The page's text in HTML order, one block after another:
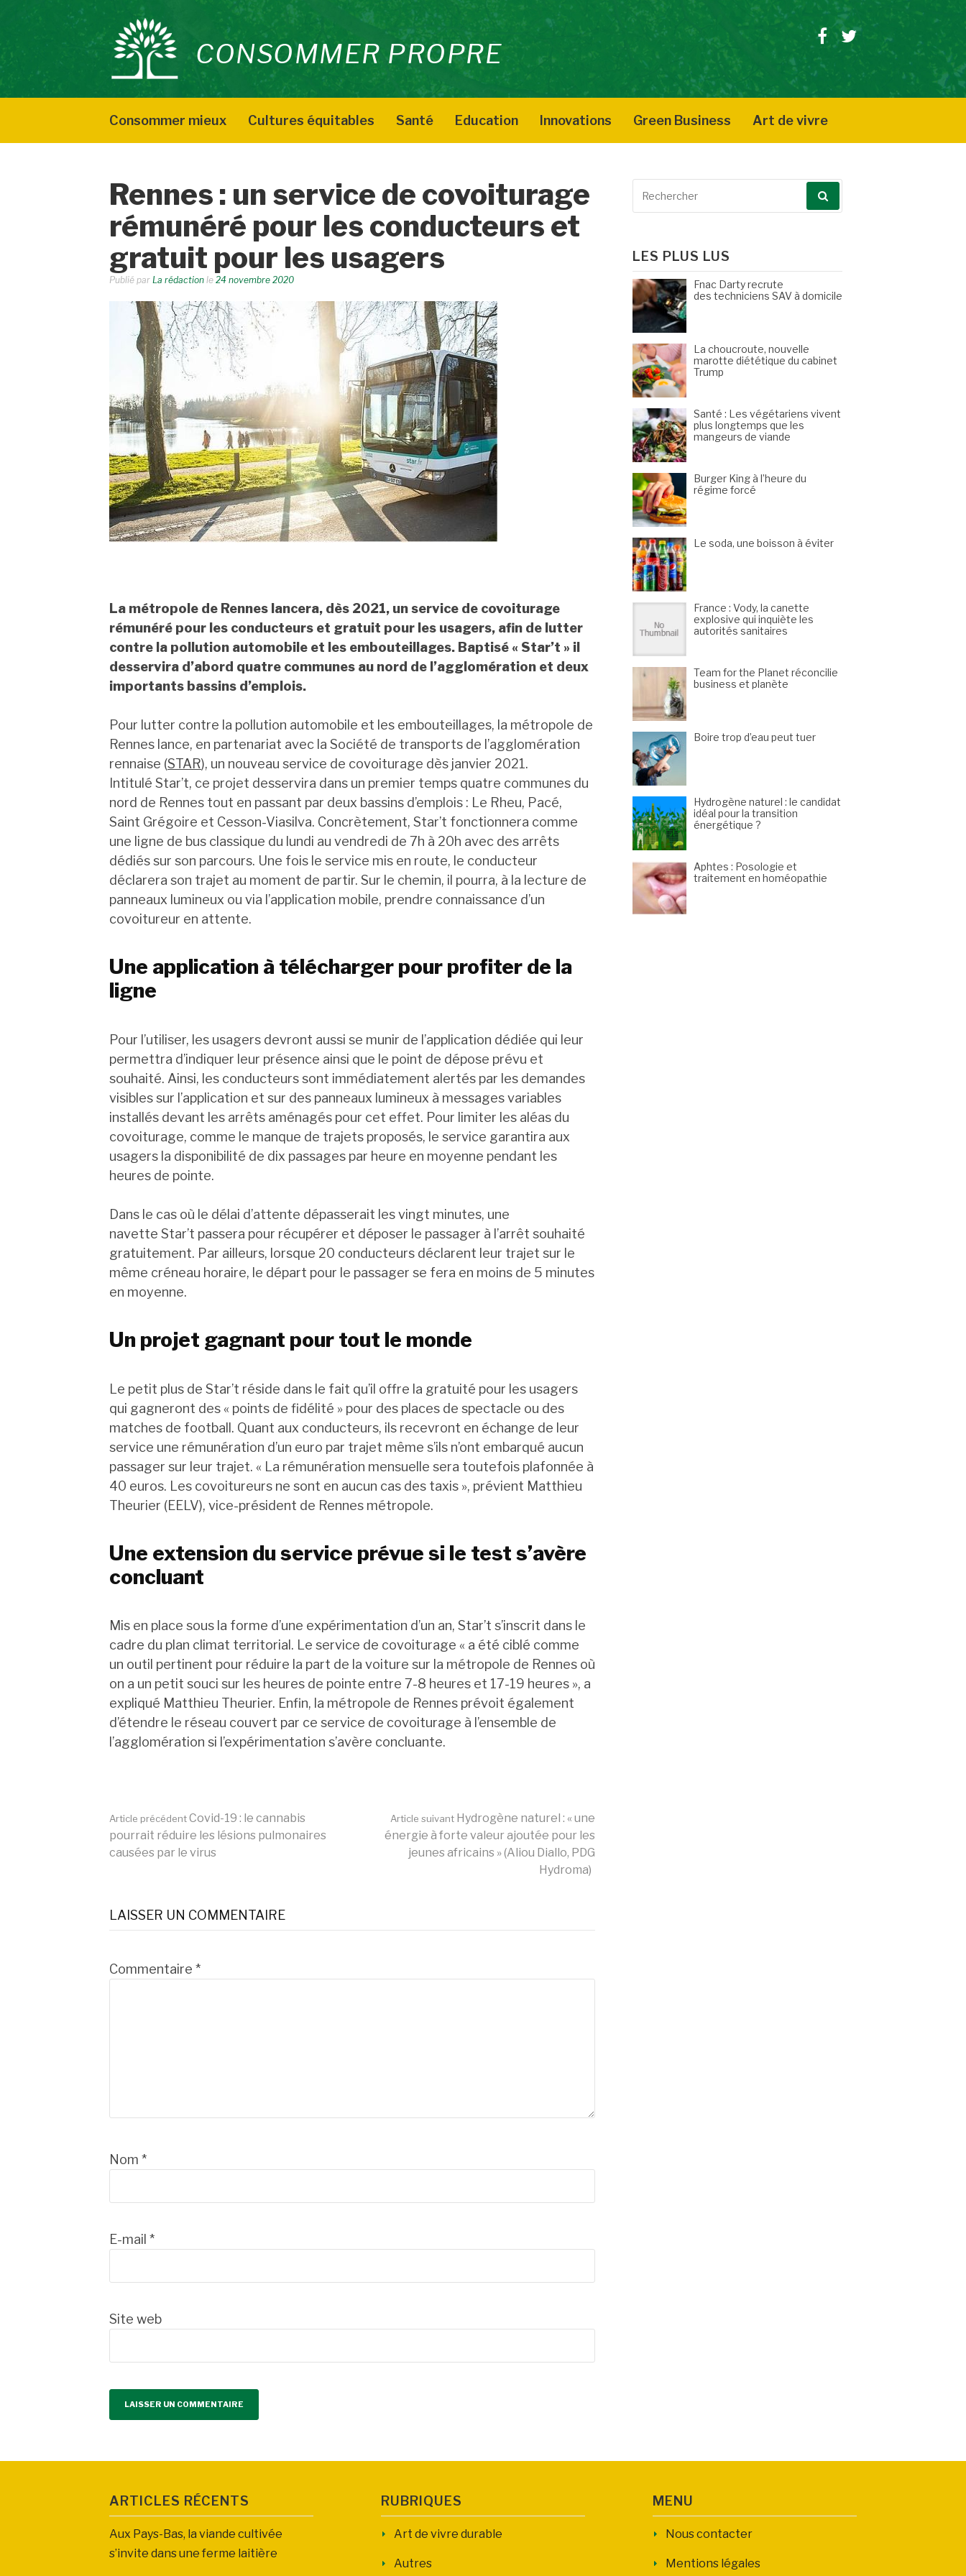
contenu
CONSOMMER PROPRE
Facebook
Twitter
Consommer mieux Cultures équitables Santé Education Innovations Green Business Art de vivre
Rennes : un service de covoiturage
rémunéré pour les conducteurs et
gratuit pour les usagers
Publié par La rédaction le 24 novembre 2020
La métropole de Rennes lancera, dès 2021, un service de covoiturage
rémunéré pour les conducteurs et gratuit pour les usagers, afin de lutter
contre la pollution automobile et les embouteillages. Baptisé « Star’t » il
desservira d’abord quatre communes au nord de l’agglomération et deux
importants bassins d’emplois.
Pour lutter contre la pollution automobile et les embouteillages, la métropole de
Rennes lance, en partenariat avec la Société de transports de l’agglomération
rennaise (STAR), un nouveau service de covoiturage dès janvier 2021.
Intitulé Star’t, ce projet desservira dans un premier temps quatre communes du
nord de Rennes tout en passant par deux bassins d’emplois : Le Rheu, Pacé,
Saint Grégoire et Cesson-Viasilva. Concrètement, Star’t fonctionnera comme
une ligne de bus classique du lundi au vendredi de 7h à 20h avec des arrêts
dédiés sur son parcours. Une fois le service mis en route, le conducteur
déclarera son trajet au moment de partir. Sur le chemin, il pourra, à la lecture de
panneaux lumineux ou via l’application mobile, prendre connaissance d’un
covoitureur en attente.
Une application à télécharger pour profiter de la
ligne
Pour l’utiliser, les usagers devront aussi se munir de l’application dédiée qui leur
permettra d’indiquer leur présence ainsi que le point de dépose prévu et
souhaité. Ainsi, les conducteurs sont immédiatement alertés par les demandes
visibles sur l’application et sur des panneaux lumineux à messages variables
installés devant les arrêts aménagés pour cet effet. Pour limiter les aléas du
covoiturage, comme le manque de trajets proposés, le service garantira aux
usagers la disponibilité de dix passages par heure en moyenne pendant les
heures de pointe.
Dans le cas où le délai d’attente dépasserait les vingt minutes, une
navette Star’t passera pour récupérer et déposer le passager à l’arrêt souhaité
gratuitement. Par ailleurs, lorsque 20 conducteurs déclarent leur trajet sur le
même créneau horaire, le départ pour le passager se fera en moins de 5 minutes
en moyenne.
Un projet gagnant pour tout le monde
Le petit plus de Star’t réside dans le fait qu’il offre la gratuité pour les usagers
qui gagneront des « points de fidélité » pour des places de spectacle ou des
matches de football. Quant aux conducteurs, ils recevront en échange de leur
service une rémunération d’un euro par trajet même s’ils n’ont embarqué aucun
passager sur leur trajet. « La rémunération mensuelle sera toutefois plafonnée à
40 euros. Les covoitureurs ne sont en aucun cas des taxis », prévient Matthieu
Theurier (EELV), vice-président de Rennes métropole.
Une extension du service prévue si le test s’avère
concluant
Mis en place sous la forme d’une expérimentation d’un an, Star’t s’inscrit dans le
cadre du plan climat territorial. Le service de covoiturage « a été ciblé comme
un outil pertinent pour réduire la part de la voiture sur la métropole de Rennes où
on a un petit souci sur les heures de pointe entre 7-8 heures et 17-19 heures », a
expliqué Matthieu Theurier. Enfin, la métropole de Rennes prévoit également
d’étendre le réseau couvert par ce service de covoiturage à l’ensemble de
l’agglomération si l’expérimentation s’avère concluante.
Lire
suite
Article précédentCovid-19 : le cannabis
pourrait réduire les lésions pulmonaires
causées par le virus
Article suivant Hydrogène naturel : « une
énergie à forte valeur ajoutée pour les
jeunes africains » (Aliou Diallo, PDG
Hydroma)
LAISSER UN COMMENTAIRE
Commentaire *
Nom *
E-mail *
Site web
LES PLUS LUS
Fnac Darty recrute
des techniciens SAV à domicile
La choucroute, nouvelle
marotte diététique du cabinet
Trump
Santé : Les végétariens vivent
plus longtemps que les
mangeurs de viande
Burger King à l’heure du
régime forcé
Le soda, une boisson à éviter
France : Vody, la canette
explosive qui inquiète les
autorités sanitaires
Team for the Planet réconcilie
business et planète
Boire trop d’eau peut tuer
Hydrogène naturel : le candidat
idéal pour la transition
énergétique ?
Aphtes : Posologie et
traitement en homéopathie
ARTICLES RÉCENTS
Aux Pays-Bas, la viande cultivée
s’invite dans une ferme laitière
RUBRIQUES
Art de vivre durable
Autres
MENU
Nous contacter
Mentions légales